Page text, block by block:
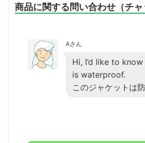
商品に関する問い合わせ（チャ
Aさん
Hi, I’d like to
is waterproof.
このジャケットは